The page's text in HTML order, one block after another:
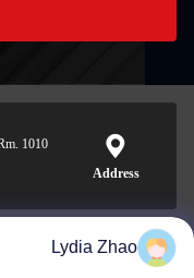
Address
Lydia Zhao